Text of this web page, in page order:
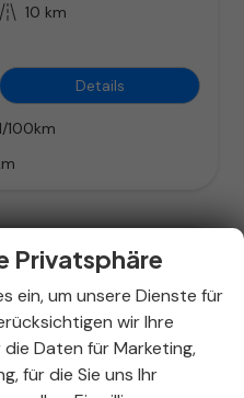
Kilometerstand 10 km
Details
100km
Privatsphäre
ein, um unsere Dienste für
wir Ihre
Daten für Marketing,
für die Sie uns Ihr